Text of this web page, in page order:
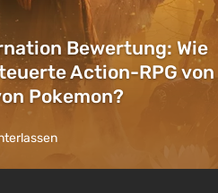
Bewertung: Wie
Action-RPG von
Pokemon?